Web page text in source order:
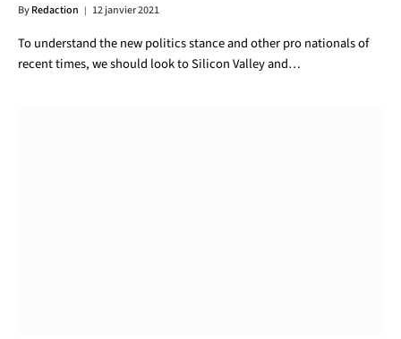
ByRedaction 12 janvier 2021
To understand the new politics stance and other pro nationals of
recent times, we should look to Silicon Valley and…